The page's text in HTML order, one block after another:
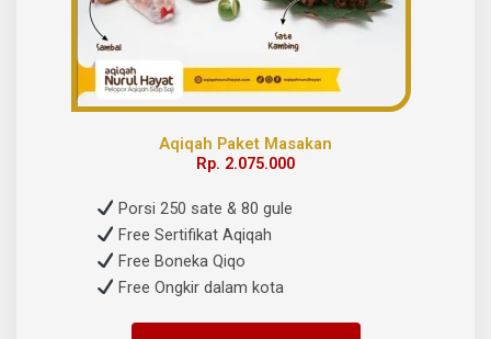
Aqiqah Paket Masakan
Rp. 2.075.000
Porsi 250 sate & 80 gule
Free Sertifikat Aqiqah
Free Boneka Qiqo
Free Ongkir dalam kota